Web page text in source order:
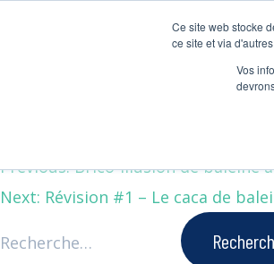
Ce site web stocke
ce site et via
Vos
Lecture
Saviez-vous que les baleines
Previous: Brico-illusion de baleine
Next: Révision #1 – Le caca de